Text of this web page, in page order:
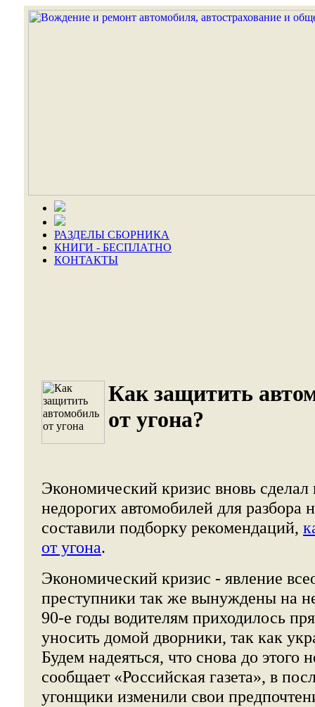
РАЗДЕЛЫ СБОРНИКА
КНИГИ - БЕСПЛАТНО
КОНТАКТЫ
Как защитить
от угона?
Экономический кризис вновь
недорогих автомобилей для разбора
составили подборку рекомендаций,
от угона.
Экономический кризис - явление
преступники так же вынуждены на
90-е годы водителям приходилось
уносить домой дворники, так как
Будем надеяться, что снова до этого
сообщает «Российская газета», в
угонщики изменили свои